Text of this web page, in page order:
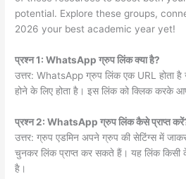
potential. Explore these groups,
2026 your best academic year yet!
प्रश्न 1: WhatsApp ग्रुप लिंक क्या है?
उत्तर: WhatsApp ग्रुप लिंक एक URL होता है
होने के लिए होता है। इस लिंक को क्लिक करके
प्रश्न 2: WhatsApp ग्रुप लिंक कैसे प्राप्त
उत्तर: ग्रुप एडमिन अपने ग्रुप की सेटिंग्स में
चुनकर लिंक प्राप्त कर सकते हैं। यह लिंक किसी
है।